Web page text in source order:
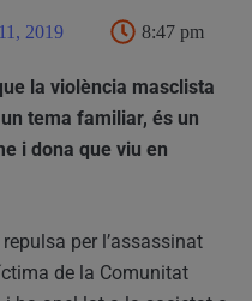
2019 8:47 pm
la violència masclista
tema familiar, és un
i dona que viu en
per l’assassinat
de la Comunitat